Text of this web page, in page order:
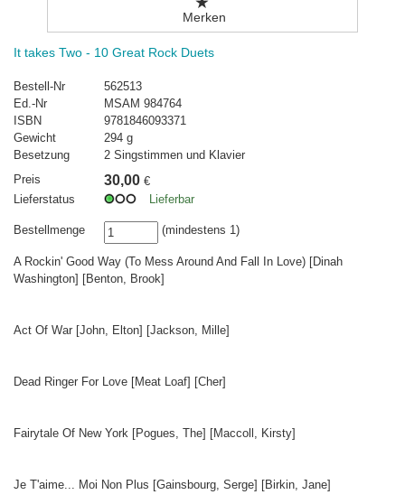
Merken
It takes Two - 10 Great Rock Duets
Bestell-Nr
562513
Ed.-Nr
MSAM 984764
ISBN
9781846093371
Gewicht
294 g
Besetzung
2 Singstimmen und Klavier
Preis
30,00 €
Lieferstatus
Lieferbar
Bestellmenge (mindestens 1)
A Rockin' Good Way (To Mess Around And Fall In Love) [Dinah
Washington] [Benton, Brook]
Act Of War [John, Elton] [Jackson, Mille]
Dead Ringer For Love [Meat Loaf] [Cher]
Fairytale Of New York [Pogues, The] [Maccoll, Kirsty]
Je T'aime... Moi Non Plus [Gainsbourg, Serge] [Birkin, Jane]